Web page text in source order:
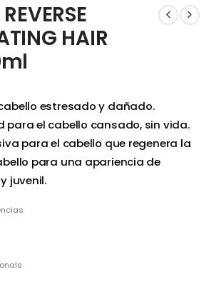
HAIR
estresado y dañado.
para el cabello cansado, sin vida.
para el cabello que regenera la
para una apariencia de
juvenil.